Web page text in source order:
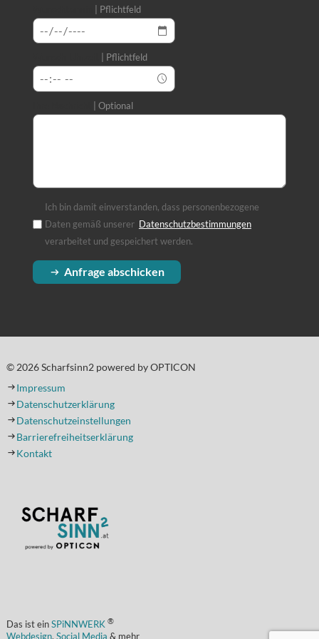
Pflichtfeld
Pflichtfeld
Optional
Ich bin damit einverstanden, dass personenbezogene
Daten gemäß unserer Datenschutzbestimmungen(Öffnet in einem
verarbeitet und gespeichert werden.
Anfrage abschicken
© 2026 Scharfsinn2 powered by OPTICON
Impressum
Datenschutzerklärung
Datenschutzeinstellungen
Barrierefreiheitserklärung
Kontakt
Das ist ein SPiNNWERK ®
Webdesign, Social Media & mehr